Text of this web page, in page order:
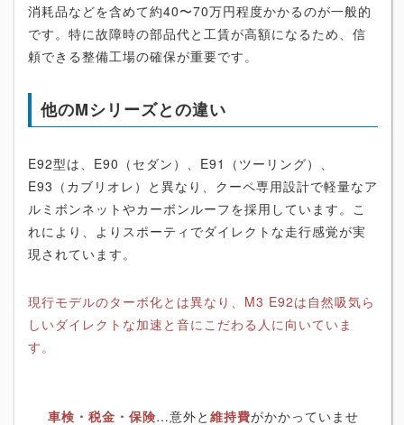
消耗品などを含めて約40〜70万円程度かかるのが一般的
です。特に故障時の部品代と工賃が高額になるため、信
頼できる整備工場の確保が重要です。
他のMシリーズとの違い
E92型は、E90（セダン）、E91（ツーリング）、
E93（カブリオレ）と異なり、クーペ専用設計で軽量なア
ルミボンネットやカーボンルーフを採用しています。こ
れにより、よりスポーティでダイレクトな走行感覚が実
現されています。
現行モデルのターボ化とは異なり、M3 E92は自然吸気ら
しいダイレクトな加速と音にこだわる人に向いていま
す。
車検・税金・保険…意外と 維持費がかかっていませ